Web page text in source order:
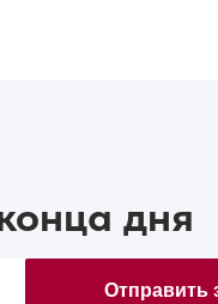
дня
Отправить